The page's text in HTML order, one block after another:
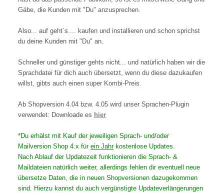
Gäbe, die Kunden mit "Du" anzusprechen.
Also... auf geht´s.... kaufen und installieren und schon sprichst
du deine Kunden mit "Du" an.
Schneller und günstiger gehts nicht... und natürlich haben wir die
Sprachdatei für dich auch übersetzt, wenn du diese dazukaufen
willst, gibts auch einen super Kombi-Preis.
Ab Shopversion 4.04 bzw. 4.05 wird unser Sprachen-Plugin
verwendet: Downloade es hier
*Du erhälst mit Kauf der jeweiligen Sprach- und/oder
Mailversion Shop 4.x für ein Jahrkostenlose Updates.
Nach Ablauf der Updatezeit funktionieren die Sprach- &
Maildateien natürlich weiter, allerdings fehlen dir eventuell neue
übersetze Daten, die in neuen Shopversionen dazugekommen
sind. Hierzu kannst du auch vergünstigte Updateverlängerungen